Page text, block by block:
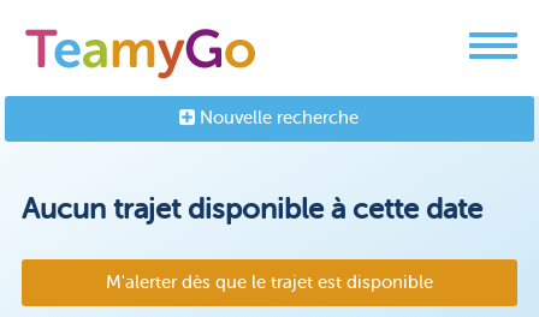
Nouvelle recherche
Aucun trajet disponible à cette date
M'alerter dès que le trajet est disponible